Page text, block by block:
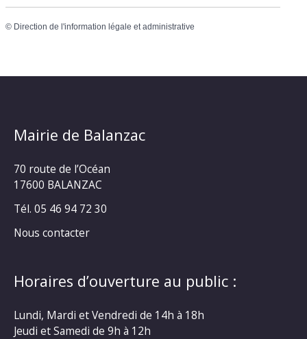
© Direction de l'information légale et administrative
Mairie de Balanzac
70 route de l’Océan
17600 BALANZAC
Tél. 05 46 94 72 30
Nous contacter
Horaires d’ouverture au public :
Lundi, Mardi et Vendredi de 14h à 18h
Jeudi et Samedi de 9h à 12h